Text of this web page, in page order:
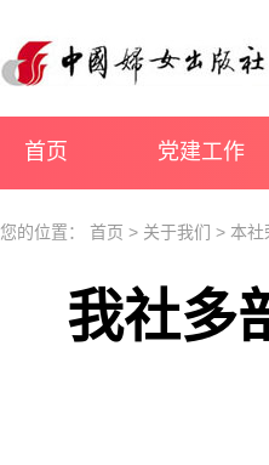
首页 党建工作
您的位置： 首页 > 关于我们 > 本社
我社多